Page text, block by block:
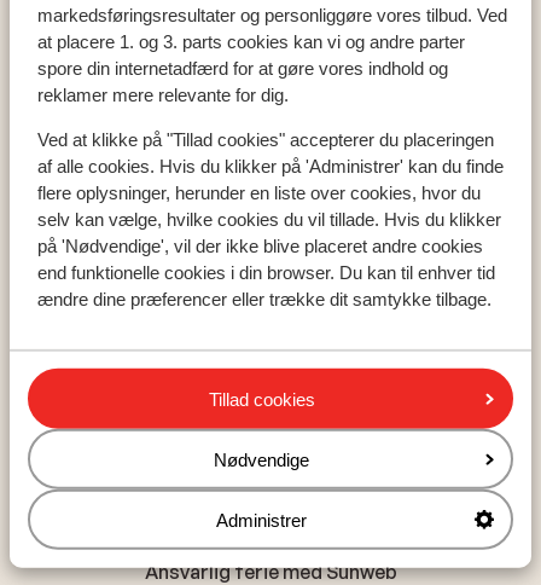
markedsføringsresultater og personliggøre vores tilbud. Ved
at placere 1. og 3. parts cookies kan vi og andre parter
spore din internetadfærd for at gøre vores indhold og
reklamer mere relevante for dig.
Ved at klikke på "Tillad cookies" accepterer du placeringen
af alle cookies. Hvis du klikker på 'Administrer' kan du finde
flere oplysninger, herunder en liste over cookies, hvor du
selv kan vælge, hvilke cookies du vil tillade. Hvis du klikker
på 'Nødvendige', vil der ikke blive placeret andre cookies
end funktionelle cookies i din browser. Du kan til enhver tid
ændre dine præferencer eller trække dit samtykke tilbage.
Tillad cookies
Nødvendige
Administrer
Cypern
Populære regioner
Tyrkiets sydkyst
Kreta
Mallorca
Madeira
Alanya
Om Sunweb
Om Sunweb
Ansvarlig ferie med Sunweb